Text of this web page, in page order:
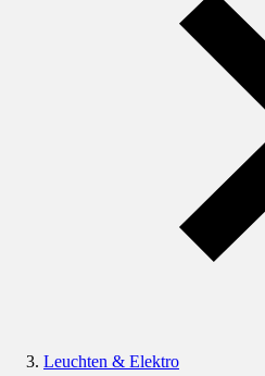
Leuchten & Elektro